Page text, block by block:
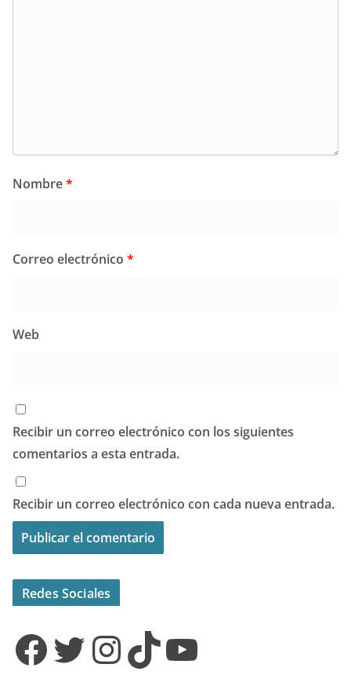
Nombre*
Correo electrónico *
Web
Recibir un correo electrónico con los siguientes
comentarios a esta entrada.
Recibir un correo electrónico con cada nueva entrada.
Redes Sociales
Facebook Twitter InstagramTikTok YouTube